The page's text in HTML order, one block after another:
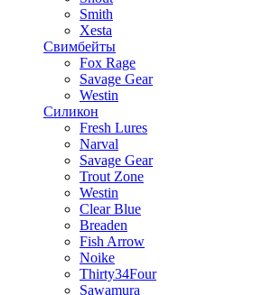
Smith
Xesta
Свимбейты
Fox Rage
Savage Gear
Westin
Силикон
Fresh Lures
Narval
Savage Gear
Trout Zone
Westin
Clear Blue
Breaden
Fish Arrow
Noike
Thirty34Four
Sawamura